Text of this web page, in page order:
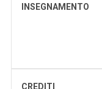
INSEGNAMENTO
CREDITI